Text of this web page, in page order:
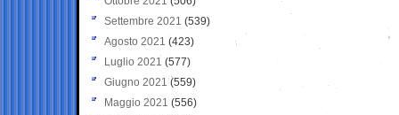
Settembre 2021 (539)
Agosto 2021 (423)
Luglio 2021 (577)
Giugno 2021(559)
Maggio 2021 (556)